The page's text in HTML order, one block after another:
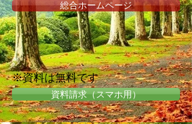
総合ホームページ
※資料は無料です
資料請求（スマホ用）